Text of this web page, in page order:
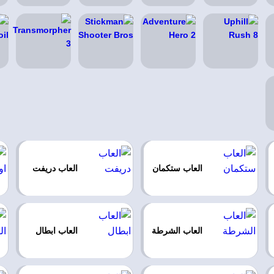
العاب ستكمان العاب دريفت
العاب الشرطة العاب ابطال